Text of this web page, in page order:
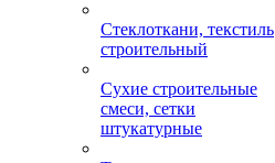
Стеклоткани, текстиль
строительный
Сухие строительные
смеси, сетки
штукатурные